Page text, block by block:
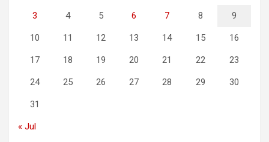
3 4 5 6 7 8 9
10 11 12 13 14 15 16
17 18 19 20 21 22 23
24 25 26 27 28 29 30
31
« Jul